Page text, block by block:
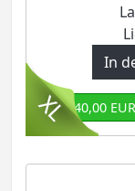
In
140,00